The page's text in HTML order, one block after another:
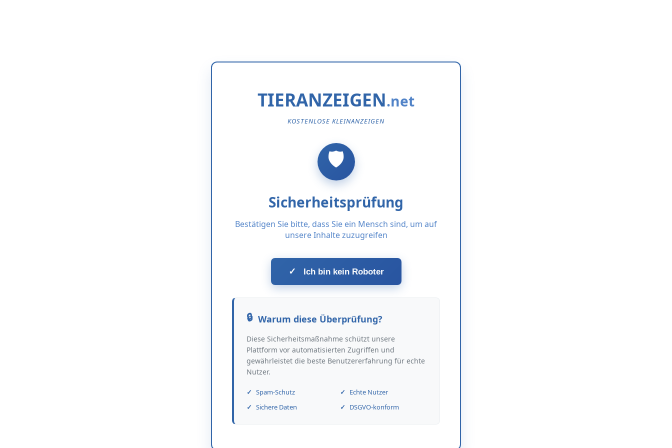
TIERANZEIGEN
KOSTENLOSE KLEINANZEIGEN
Sicherheitsprüfung
Bestätigen Sie bitte, dass Sie ein Mensch sind, um auf
unsere Inhalte zuzugreifen
✓ Ich bin kein Roboter
Warum diese Überprüfung?
Diese Sicherheitsmaßnahme schützt unsere
Plattform vor automatisierten Zugriffen und
gewährleistet die beste Benutzererfahrung für echte
Nutzer.
Spam-Schutz
Echte Nutzer
Sichere Daten
DSGVO-konform